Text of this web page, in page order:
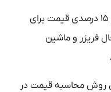
گفتنی است از اول تیرماه مجوز افزایش ۱۵ درصدی قیمت برای
یخچال فریزر و ماشین
روش محاسبه قیمت در